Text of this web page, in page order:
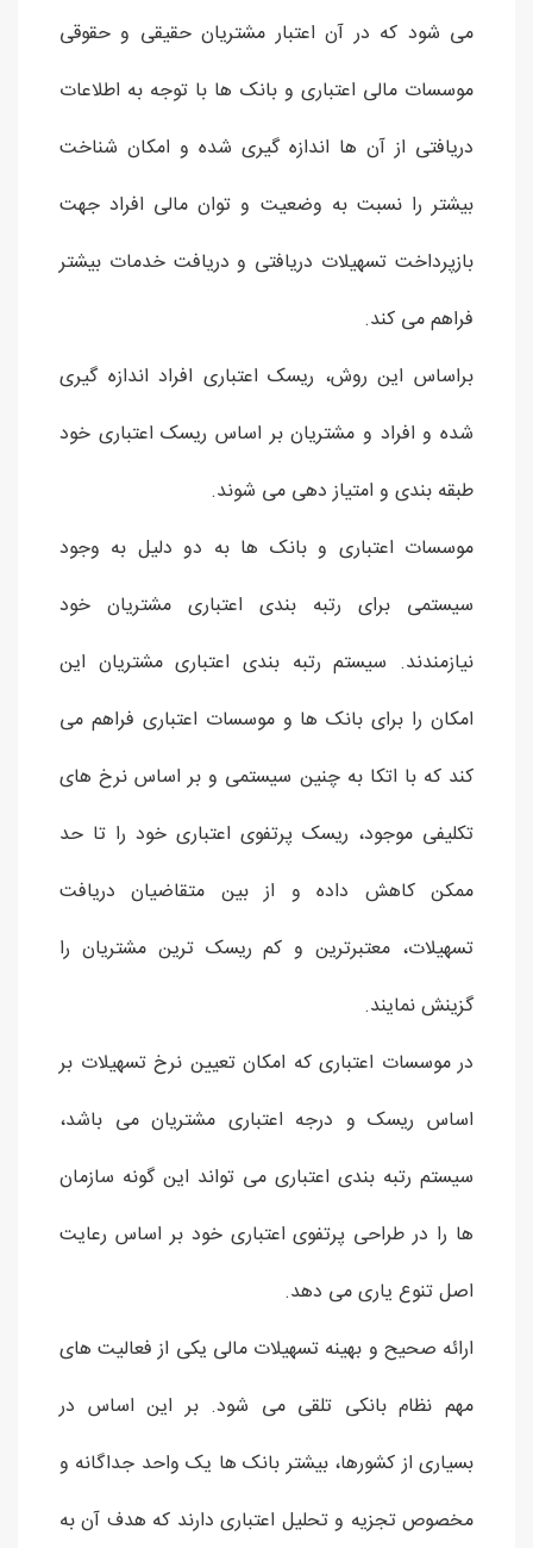
می شود که در آن اعتبار مشتریان حقیقی و حقوقی
موسسات مالی اعتباری و بانک ها با توجه به اطلاعات
دریافتی از آن ها اندازه گیری شده و امکان شناخت
بیشتر را نسبت به وضعیت و توان مالی افراد جهت
بازپرداخت تسهیلات دریافتی و دریافت خدمات بیشتر
فراهم می کند.
براساس این روش، ریسک اعتباری افراد اندازه گیری
شده و افراد و مشتریان بر اساس ریسک اعتباری خود
طبقه بندی و امتیاز دهی می شوند.
موسسات اعتباری و بانک ها به دو دلیل به وجود
سیستمی برای رتبه بندی اعتباری مشتریان خود
نیازمندند. سیستم رتبه بندی اعتباری مشتریان این
امکان را برای بانک ها و موسسات اعتباری فراهم می
کند که با اتکا به چنین سیستمی و بر اساس نرخ های
تکلیفی موجود، ریسک پرتفوی اعتباری خود را تا حد
ممکن کاهش داده و از بین متقاضیان دریافت
تسهیلات، معتبرترین و کم ریسک ترین مشتریان را
گزینش نمایند.
در موسسات اعتباری که امکان تعیین نرخ تسهیلات بر
اساس ریسک و درجه اعتباری مشتریان می باشد،
سیستم رتبه بندی اعتباری می تواند این گونه سازمان
ها را در طراحی پرتفوی اعتباری خود بر اساس رعایت
اصل تنوع یاری می دهد.
ارائه صحیح و بهینه تسهیلات مالی یکی از فعالیت های
مهم نظام بانکی تلقی می شود. بر این اساس در
بسیاری از کشورها، بیشتر بانک ها یک واحد جداگانه و
مخصوص تجزیه و تحلیل اعتباری دارند که هدف آن به